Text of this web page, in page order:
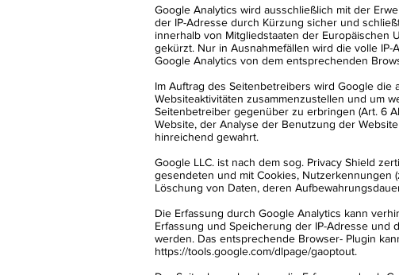
Google Analytics wird ausschließlich mit der
der IP-Adresse durch Kürzung sicher und
innerhalb von Mitgliedstaaten der Europäischen
gekürzt. Nur in Ausnahmefällen wird die volle
Google Analytics von dem entsprechenden
Im Auftrag des Seitenbetreibers wird Google
Websiteaktivitäten zusammenzustellen und um
Seitenbetreiber gegenüber zu erbringen (Art. 6
Website, der Analyse der Benutzung der
hinreichend gewahrt.
Google LLC. ist nach dem sog. Privacy Shield
gesendeten und mit Cookies, Nutzerkennungen
Löschung von Daten, deren
Die Erfassung durch Google Analytics kann
Erfassung und Speicherung der IP-Adresse
werden. Das entsprechende Browser- Plugin
https://tools.google.com/dlpage/gaoptout.